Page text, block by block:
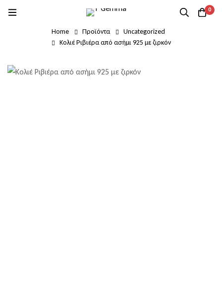
0
Home Προϊόντα
Uncategorized
Κολιέ Ριβιέρα από ασήμι 925 με ζιρκόν